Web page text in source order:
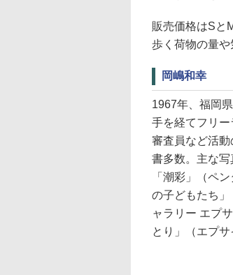
販売価格はSと
歩く荷物の量や
岡嶋和幸
1967年、福岡
手を経てフリ
審査員など活
書多数。主な写
「潮彩」（ペ
の子どもたち
ャラリー エプ
とり」（エプサ